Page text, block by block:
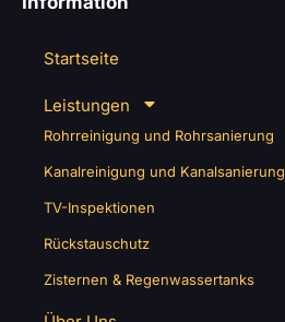
Startseite
Leistungen
Rohrreinigung und Rohrsanierung
Kanalreinigung und Kanalsanierung
TV-Inspektionen
Rückstauschutz
Zisternen & Regenwassertanks